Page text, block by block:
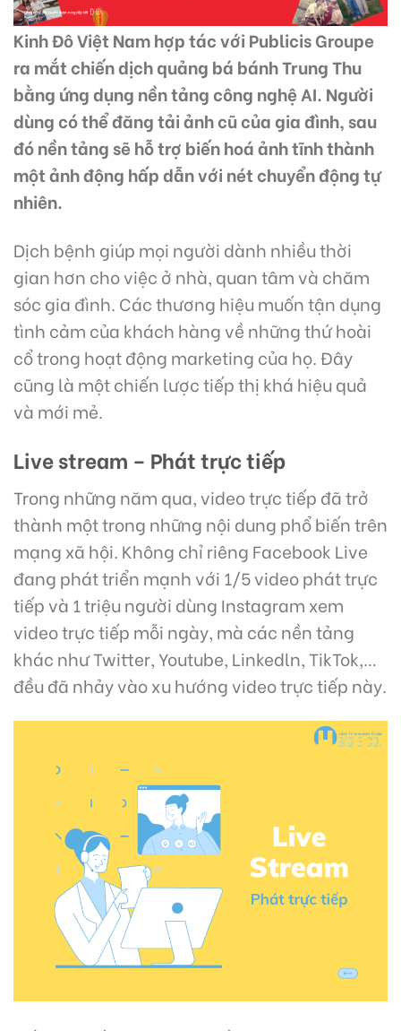
Kinh Đô Việt Nam hợp tác với Publicis Groupe
ra mắt chiến dịch quảng bá bánh Trung Thu
bằng ứng dụng nền tảng công nghệ AI. Người
dùng có thể đăng tải ảnh cũ của gia đình, sau
đó nền tảng sẽ hỗ trợ biến hoá ảnh tĩnh thành
một ảnh động hấp dẫn với nét chuyển động tự
nhiên.
Dịch bệnh giúp mọi người dành nhiều thời
gian hơn cho việc ở nhà, quan tâm và chăm
sóc gia đình. Các thương hiệu muốn tận dụng
tình cảm của khách hàng về những thứ hoài
cổ trong hoạt động marketing của họ. Đây
cũng là một chiến lược tiếp thị khá hiệu quả
và mới mẻ.
Live stream – Phát trực tiếp
Trong những năm qua, video trực tiếp đã trở
thành một trong những nội dung phổ biến trên
mạng xã hội. Không chỉ riêng Facebook Live
đang phát triển mạnh với 1/5 video phát trực
tiếp và 1 triệu người dùng Instagram xem
video trực tiếp mỗi ngày, mà các nền tảng
khác như Twitter, Youtube, Linkedln, TikTok,…
đều đã nhảy vào xu hướng video trực tiếp này.